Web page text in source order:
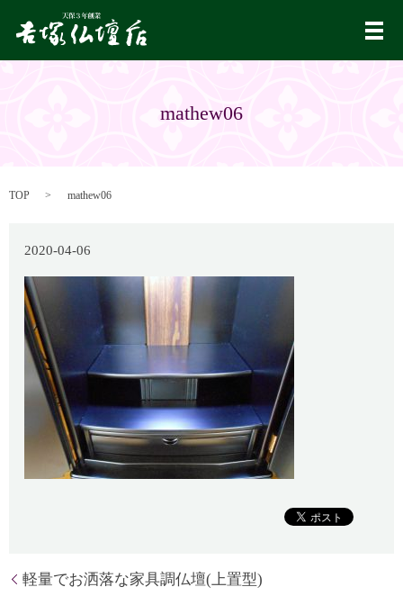
メ
mathew06
TOP mathew06
2020-04-06
軽量でお洒落な家具調仏壇(上置型)